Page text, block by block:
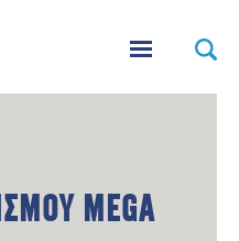
MEGA